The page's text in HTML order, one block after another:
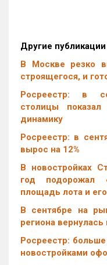
Другие
В Москве резко
строящегося, и
Росреестр: в
столицы показал
динамику
Росреестр: в
вырос на 12%
В новостройках
год подорожал
площадь лота и
В сентябре на
региона
Росреестр:
новостройками